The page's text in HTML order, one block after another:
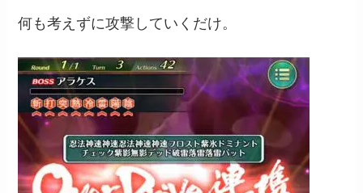
何も考えずに攻撃していくだけ。